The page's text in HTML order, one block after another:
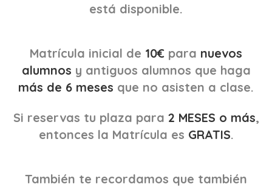
está disponible.
Matrícula inicial de 10€ para nuevos
alumnos y antiguos alumnos que haga
más de 6 meses que no asisten a clase.
Si reservas tu plaza para 2 MESES o más,
entonces la Matrícula es GRATIS.
También te recordamos que también